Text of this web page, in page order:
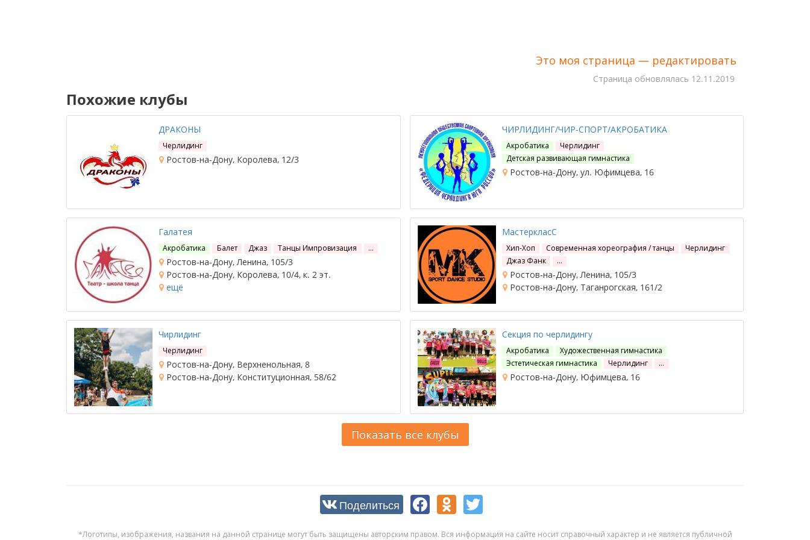
Это моя страница — редактировать
Cтраница обновлялась 12.11.2019
Похожие клубы
ДРАКОНЫ
Черлидинг
Ростов-на-Дону, Королева, 12/3
ЧИРЛИДИНГ/ЧИР-СПОРТ/АКРОБАТИКА
Акробатика
Черлидинг
Детская развивающая гимнастика
Ростов-на-Дону, ул. Юфимцева, 16
Галатея
Акробатика Балет Джаз Танцы Импровизация …
Ростов-на-Дону, Ленина, 105/3
Ростов-на-Дону, Королева, 10/4, к. 2 эт.
ещё
МастеркласС
Хип-Хоп Современная хореография / танцы
Черлидинг
Джаз Фанк
…
Ростов-на-Дону, Ленина, 105/3
Ростов-на-Дону, Таганрогская, 161/2
Чирлидинг
Черлидинг
Ростов-на-Дону, Верхненольная, 8
Ростов-на-Дону, Конституционная, 58/62
Секция по черлидингу
Акробатика
Художественная гимнастика
Эстетическая гимнастика
Черлидинг …
Ростов-на-Дону, Юфимцева, 16
Показать все клубы
Поделиться
*Логотипы, изображения, названия на данной странице могут быть защищены авторским правом. Вся информация на сайте носит справочный характер и не является публичной